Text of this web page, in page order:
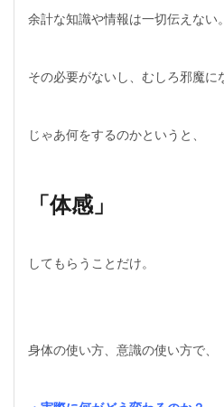
余計な知識や情報は一切伝えない。
その必要がないし、むしろ邪魔に
じゃあ何をするのかというと、
「体感」
してもらうことだけ。
身体の使い方、意識の使い方で、